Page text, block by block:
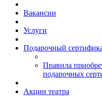
Вакансии
Услуги
Подарочный
Правила
подарочных
Акции театра